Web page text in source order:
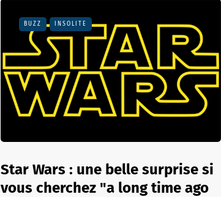
BUZZ INSOLITE
Star Wars : une belle surprise si
vous cherchez "a long time ago